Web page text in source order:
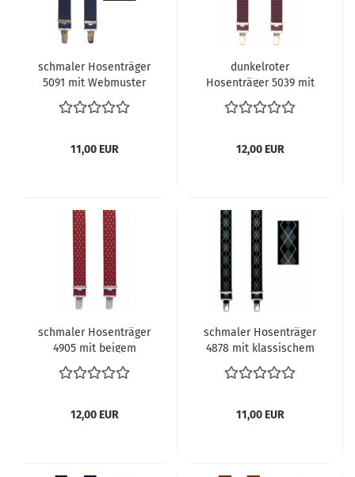
schmaler Hosenträger
5091 mit Webmuster
11,00 EUR
dunkelroter
Hosenträger 5039 mit
weißen Pünktchen
12,00 EUR
schmaler Hosenträger
4905 mit beigem
Webmuster
12,00 EUR
schmaler Hosenträger
4878 mit klassischem
Muster
11,00 EUR